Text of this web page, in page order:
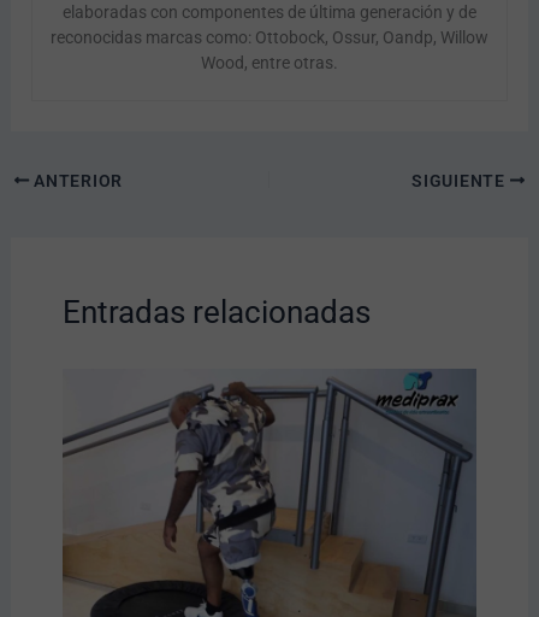
elaboradas con componentes de última generación y de
reconocidas marcas como: Ottobock, Ossur, Oandp, Willow
Wood, entre otras.
ANTERIOR SIGUIENTE
Entradas relacionadas